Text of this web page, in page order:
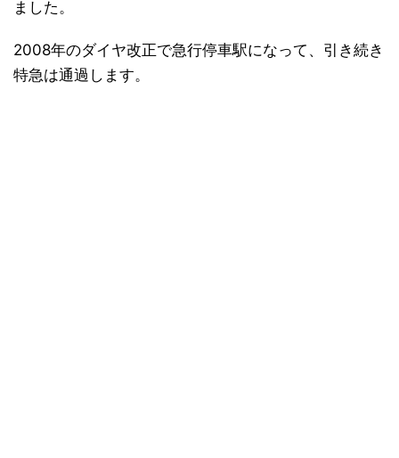
ました。
2008年のダイヤ改正で急行停車駅になって、引き続き
特急は通過します。